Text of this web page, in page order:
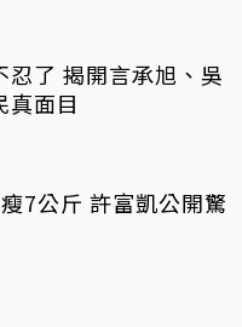
忍了 揭開言承旭、吳
真面目
7公斤 許富凱公開驚